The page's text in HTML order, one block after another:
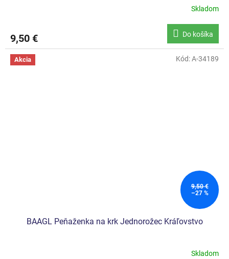
Skladom
9,50 € Do košíka
Akcia
9,50 €
–27 %
BAAGL Peňaženka na krk Jednorožec Kráľovstvo
Skladom
Kód:A-34189